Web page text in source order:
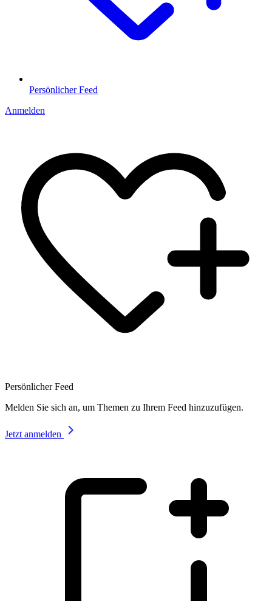
Persönlicher Feed
Anmelden
Persönlicher Feed
Melden Sie sich an, um Themen zu Ihrem Feed hinzuzufügen.
Jetzt anmelden